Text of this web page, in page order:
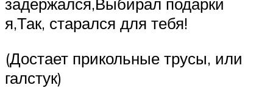
я,Так, старался для тебя!
(Достает прикольные трусы, или
галстук)